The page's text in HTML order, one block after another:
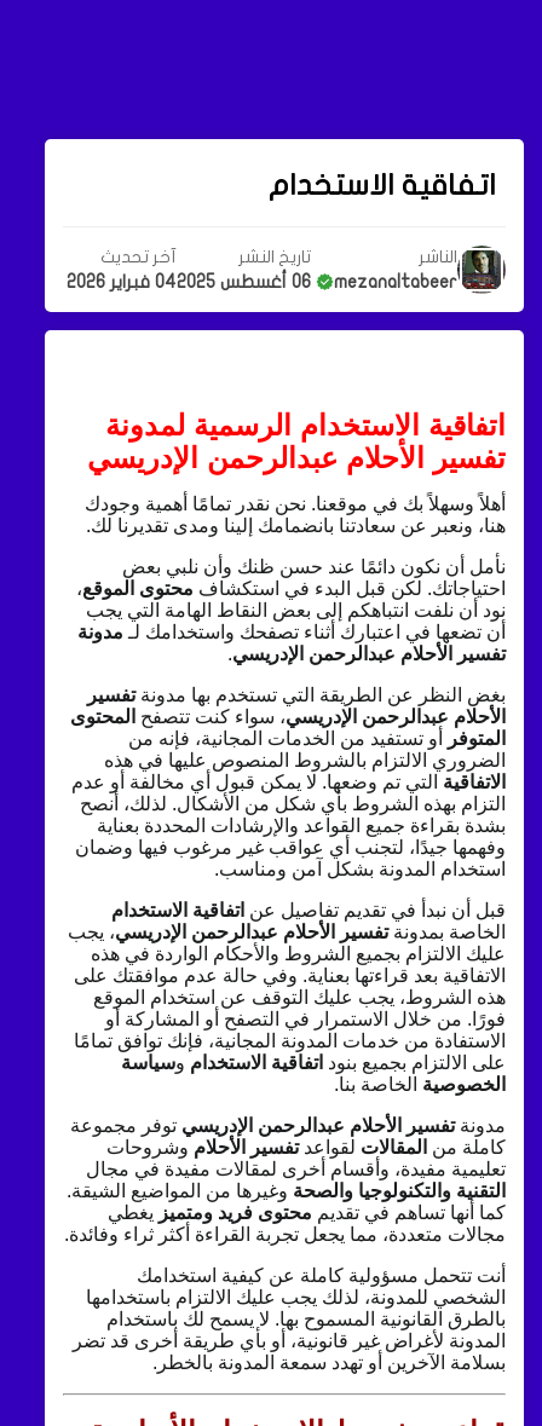
اتفاقية الاستخدام
الناشر
mezanaltabeer
تاريخ النشر
06 أغسطس 2025
آخر تحديث
04 فبراير 2026
اتفاقية الاستخدام الرسمية لمدونة
تفسير الأحلام عبدالرحمن الإدريسي
أهلاً وسهلاً بك في موقعنا. نحن نقدر تمامًا أهمية وجودك
هنا، ونعبر عن سعادتنا بانضمامك إلينا ومدى تقديرنا لك.
نأمل أن نكون دائمًا عند حسن ظنك وأن نلبي بعض
احتياجاتك. لكن قبل البدء في استكشاف محتوى الموقع،
نود أن نلفت انتباهكم إلى بعض النقاط الهامة التي يجب
أن تضعها في اعتبارك أثناء تصفحك واستخدامك لـ مدونة
تفسير الأحلام عبدالرحمن الإدريسي.
بغض النظر عن الطريقة التي تستخدم بها مدونةتفسير
الأحلام عبدالرحمن الإدريسي، سواء كنت تتصفح المحتوى
المتوفر
أو تستفيد من الخدمات المجانية، فإنه من
الضروري الالتزام بالشروط المنصوص عليها في هذه
الاتفاقية التي تم وضعها. لا يمكن قبول أي مخالفة أو عدم
التزام بهذه الشروط بأي شكل من الأشكال. لذلك، أنصح
بشدة بقراءة جميع القواعد والإرشادات المحددة بعناية
وفهمها جيدًا، لتجنب أي عواقب غير مرغوب فيها وضمان
استخدام المدونة بشكل آمن ومناسب.
قبل أن نبدأ في تقديم تفاصيل عن اتفاقية الاستخدام
الخاصة بمدونةتفسير الأحلام عبدالرحمن الإدريسي، يجب
عليك الالتزام بجميع الشروط والأحكام الواردة في هذه
الاتفاقية بعد قراءتها بعناية. وفي حالة عدم موافقتك على
هذه الشروط، يجب عليك التوقف عن استخدام الموقع
فورًا. من خلال الاستمرار في التصفح أو المشاركة أو
الاستفادة من خدمات المدونة المجانية، فإنك توافق تمامًا
على الالتزام بجميع بنود اتفاقية الاستخدام وسياسة
الخصوصية الخاصة بنا.
مدونةتفسير الأحلام عبدالرحمن الإدريسي توفر مجموعة
كاملة من المقالات لقواعدتفسير الأحلام وشروحات
تعليمية مفيدة، وأقسام أخرى لمقالات مفيدة في مجال
التقنية والتكنولوجيا والصحة وغيرها من المواضيع الشيقة.
كما أنها تساهم في تقديم محتوى فريد ومتميز يغطي
مجالات متعددة، مما يجعل تجربة القراءة أكثر ثراء وفائدة.
أنت تتحمل مسؤولية كاملة عن كيفية استخدامك
الشخصي للمدونة، لذلك يجب عليك الالتزام باستخدامها
بالطرق القانونية المسموح بها. لا يسمح لك باستخدام
المدونة لأغراض غير قانونية، أو بأي طريقة أخرى قد تضر
بسلامة الآخرين أو تهدد سمعة المدونة بالخطر.